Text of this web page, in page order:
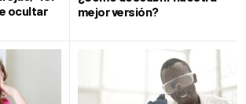
ocultar
mejor versión?